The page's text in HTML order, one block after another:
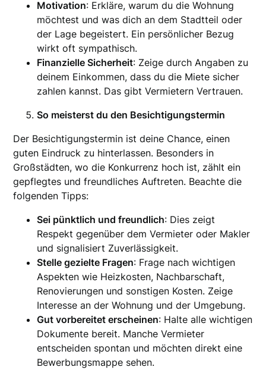
Motivation: Erkläre, warum du die Wohnung
möchtest und was dich an dem Stadtteil oder
der Lage begeistert. Ein persönlicher Bezug
wirkt oft sympathisch.
Finanzielle Sicherheit: Zeige durch Angaben zu
deinem Einkommen, dass du die Miete sicher
zahlen kannst. Das gibt Vermietern Vertrauen.
So meisterst du den Besichtigungstermin
Der Besichtigungstermin ist deine Chance, einen
guten Eindruck zu hinterlassen. Besonders in
Großstädten, wo die Konkurrenz hoch ist, zählt ein
gepflegtes und freundliches Auftreten. Beachte die
folgenden Tipps:
Sei pünktlich und freundlich: Dies zeigt
Respekt gegenüber dem Vermieter oder Makler
und signalisiert Zuverlässigkeit.
Stelle gezielte Fragen: Frage nach wichtigen
Aspekten wie Heizkosten, Nachbarschaft,
Renovierungen und sonstigen Kosten. Zeige
Interesse an der Wohnung und der Umgebung.
Gut vorbereitet erscheinen: Halte alle wichtigen
Dokumente bereit. Manche Vermieter
entscheiden spontan und möchten direkt eine
Bewerbungsmappe sehen.